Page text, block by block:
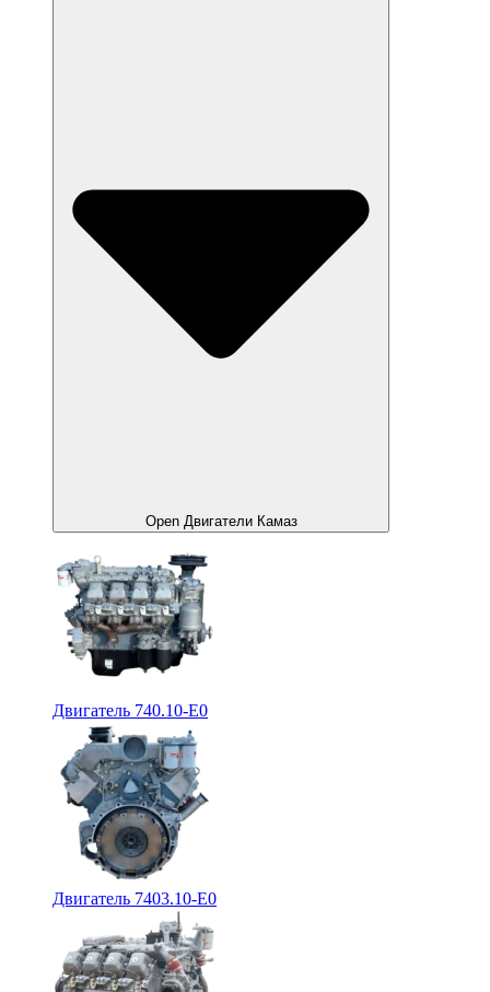
Open Двигатели Камаз
Двигатель 740.10-E0
Двигатель 7403.10-E0